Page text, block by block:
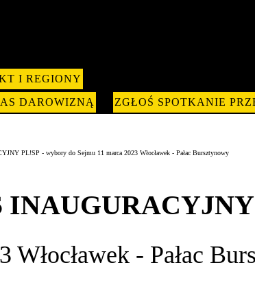
I REGIONY
DAROWIZNĄ ZGŁOŚ SPOTKANIE
PL!SP - wybory do Sejmu 11 marca 2023 Włocławek - Pałac Bursztynowy
Włocławek - Pałac